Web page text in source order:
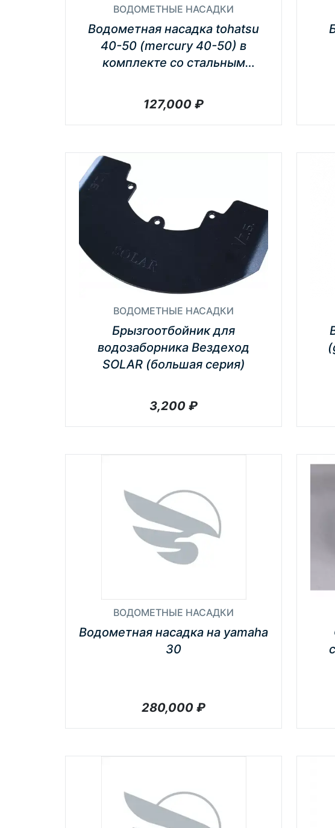
ВОДОМЕТНЫЕ НАСАДКИ
Водометная насадка tohatsu
40-50 (mercury 40-50) в
комплекте со стальным
127,000 ₽
ВОДОМЕТНЫЕ НАСАДКИ
Брызгоотбойник для
водозаборника Вездеход
SOLAR (большая серия)
3,200 ₽
ВОДОМЕТНЫЕ НАСАДКИ
Водометная насадка на yamaha
30
280,000 ₽